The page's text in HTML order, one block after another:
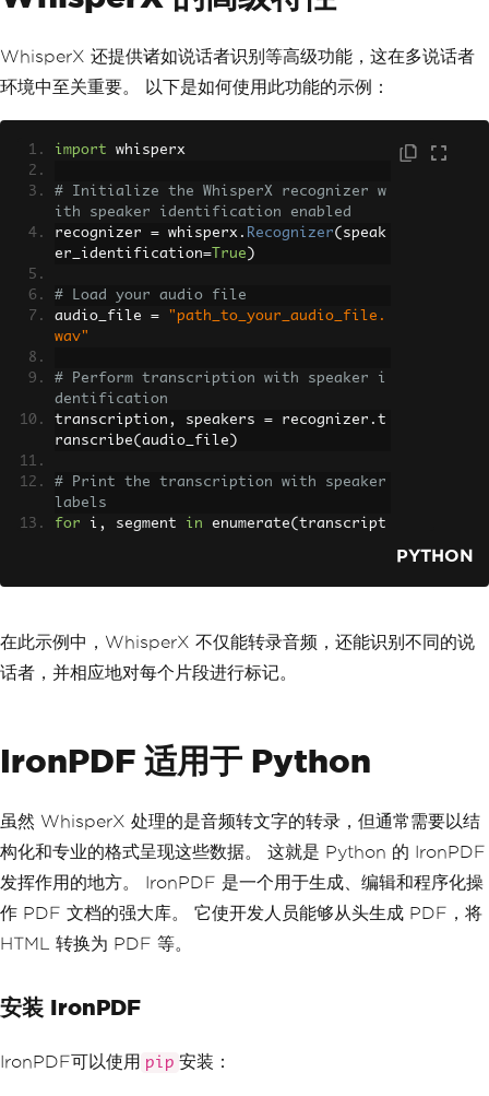
WhisperX 还提供诸如说话者识别等高级功能，这在多说话者
环境中至关重要。 以下是如何使用此功能的示例：
import whisperx
# Initialize the WhisperX recognizer w
ith speaker identification enabled
recognizer = whisperx . Recognizer( speak
er_identification= True )
# Load your audio file
audio_file =
"path_to_your_audio_file.
wav"
# Perform transcription with speaker i
dentification
transcription , speakers = recognizer . t
ranscribe( audio_file )
# Print the transcription with speaker
labels
for i , segment in enumerate( transcript
gment}")
PYTHON
在此示例中，WhisperX 不仅能转录音频，还能识别不同的说
话者，并相应地对每个片段进行标记。
IronPDF 适用于 Python
虽然 WhisperX 处理的是音频转文字的转录，但通常需要以结
构化和专业的格式呈现这些数据。 这就是 Python 的 IronPDF
发挥作用的地方。 IronPDF 是一个用于生成、编辑和程序化操
作 PDF 文档的强大库。 它使开发人员能够从头生成 PDF，将
HTML 转换为 PDF 等。
安装 IronPDF
IronPDF可以使用 pip 安装：